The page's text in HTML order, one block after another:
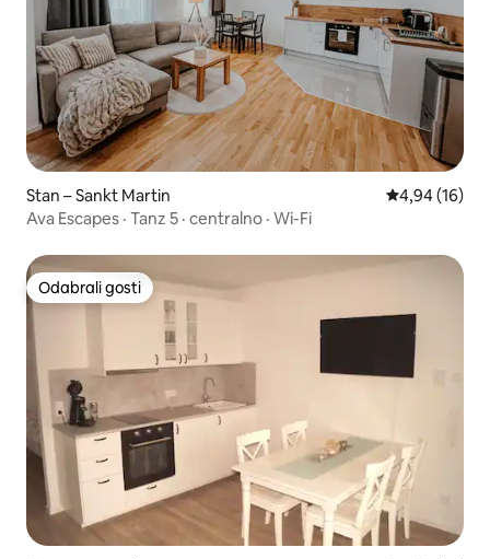
Stan – Sankt Martin Prosječna
4,94 (16)
Ava Escapes · Tanz 5 · centralno · Wi-Fi
Odabrali gosti
Odabrali gosti